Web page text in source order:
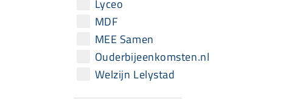
Lyceo
MDF
MEE Samen
Ouderbijeenkomsten.nl
Welzijn Lelystad